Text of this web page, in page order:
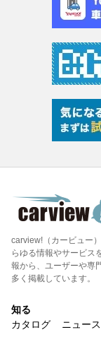
carview!（カービュー
らゆる情報やサービス
報から、ユーザーや専
多く掲載しています。
知る
カタログ
ニュース